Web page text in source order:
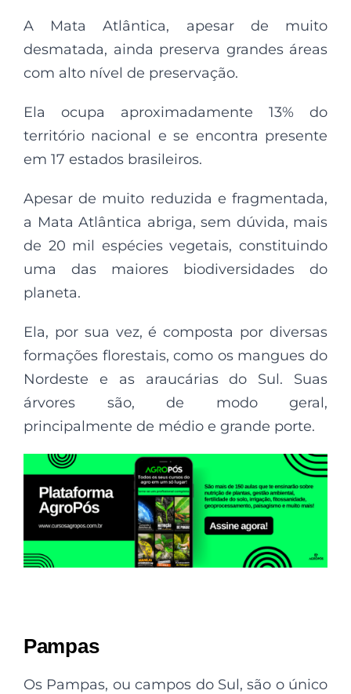
A Mata Atlântica, apesar de muito
desmatada, ainda preserva grandes áreas
com alto nível de preservação.
Ela ocupa aproximadamente 13% do
território nacional e se encontra presente
em 17 estados brasileiros.
Apesar de muito reduzida e fragmentada,
a Mata Atlântica abriga, sem dúvida, mais
de 20 mil espécies vegetais, constituindo
uma das maiores biodiversidades do
planeta.
Ela, por sua vez, é composta por diversas
formações florestais, como os mangues do
Nordeste e as araucárias do Sul. Suas
árvores são, de modo geral,
principalmente de médio e grande porte.
Pampas
Os Pampas, ou campos do Sul, são o único